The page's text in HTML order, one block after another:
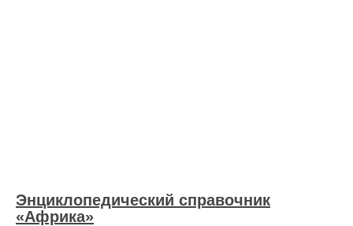
Энциклопедический справочник
«Африка»